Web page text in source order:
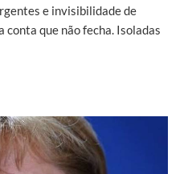
e invisibilidade de
que não fecha. Isoladas